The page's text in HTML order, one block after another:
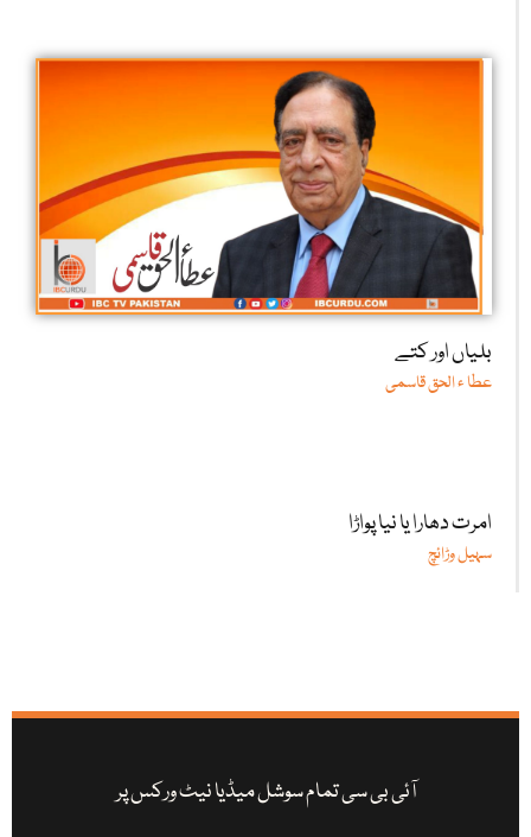
بلیاں اور کتے
عطا ء الحق قاسمی
امرت دھارا یا نیا پواڑا
سہیل وڑائچ
آئی بی سی تمام سوشل میڈیا نیٹ ورکس پر